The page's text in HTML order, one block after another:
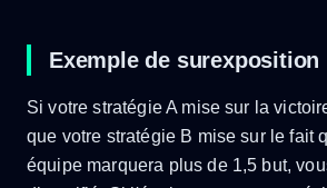
Exemple de surexposition
Si votre stratégie A mise sur la
que votre stratégie B mise sur le fait
équipe marquera plus de 1,5 but,